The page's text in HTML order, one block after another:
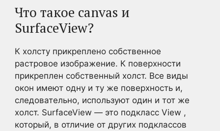
Что такое canvas и
SurfaceView?
К холсту прикреплено собственное
растровое изображение. К поверхности
прикреплен собственный холст. Все виды
окон имеют одну и ту же поверхность и,
следовательно, используют один и тот же
холст. SurfaceView — это подкласс View ,
который, в отличие от других подклассов